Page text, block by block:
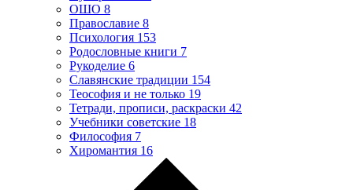
ОШО 8
Православие 8
Психология 153
Родословные книги 7
Рукоделие 6
Славянские традиции 154
Теософия и не только 19
Тетради, прописи, раскраски 42
Учебники советские 18
Философия 7
Хиромантия 16